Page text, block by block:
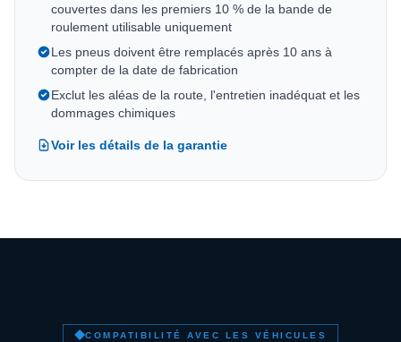
couvertes dans les premiers 10 % de la bande de
roulement utilisable uniquement
Les pneus doivent être remplacés après 10 ans à
compter de la date de fabrication
Exclut les aléas de la route, l'entretien inadéquat et les
dommages chimiques
Voir les détails de la garantie
COMPATIBILITÉ AVEC LES VÉHICULES